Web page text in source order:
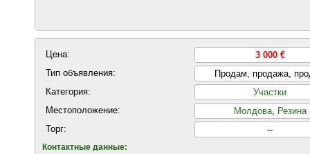
Цена:
3 000 €
Тип объявления:
Продам, продажа,
Категория:
Участки
Местоположение:
Молдова, Резина
Торг:
--
Контактные данные: